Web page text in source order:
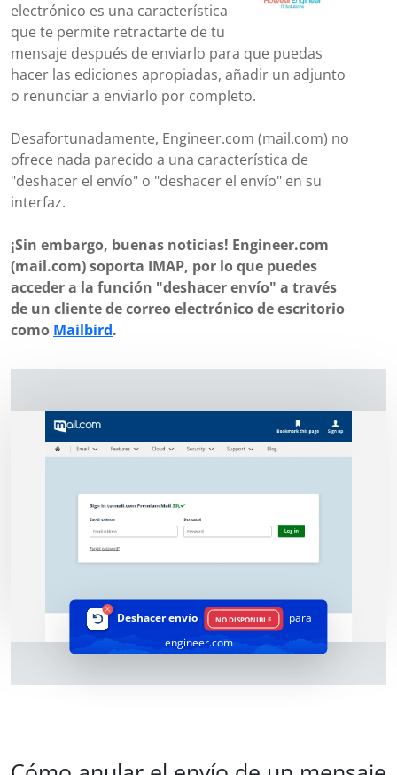
electrónico es una característica
que te permite retractarte de tu
mensaje después de enviarlo para que puedas
hacer las ediciones apropiadas, añadir un adjunto
o renunciar a enviarlo por completo.
Desafortunadamente, Engineer.com (mail.com) no
ofrece nada parecido a una característica de
"deshacer el envío" o "deshacer el envío" en su
interfaz.
¡Sin embargo, buenas noticias! Engineer.com
(mail.com) soporta IMAP, por lo que puedes
acceder a la función "deshacer envío" a través
de un cliente de correo electrónico de escritorio
como Mailbird.
Deshacer envío NO DISPONIBLE
para
engineer.com